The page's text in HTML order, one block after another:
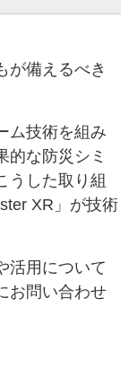
が備えるべき
ム技術を組み
的な防災シミ
うした取り組
XR」が技術
活用について
お問い合わせ